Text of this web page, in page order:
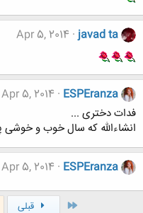
javad ta
Apr 5, 2014
ESPEranza
Apr 5, 2014
فدات دختری ...
انشاءالله که سال خوب و
ESPEranza
Apr 5, 2014
اول قبلی